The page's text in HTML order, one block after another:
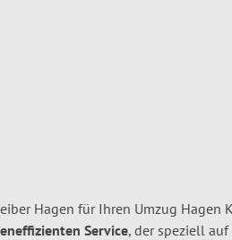
Hagen für Ihren Umzug Hagen
Service, der speziell